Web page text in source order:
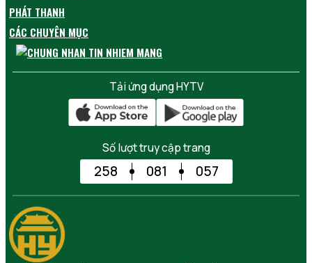
PHÁT THANH
CÁC CHUYÊN MỤC
Tải ứng dụng HYTV
Số lượt truy cập trang
258 081 057